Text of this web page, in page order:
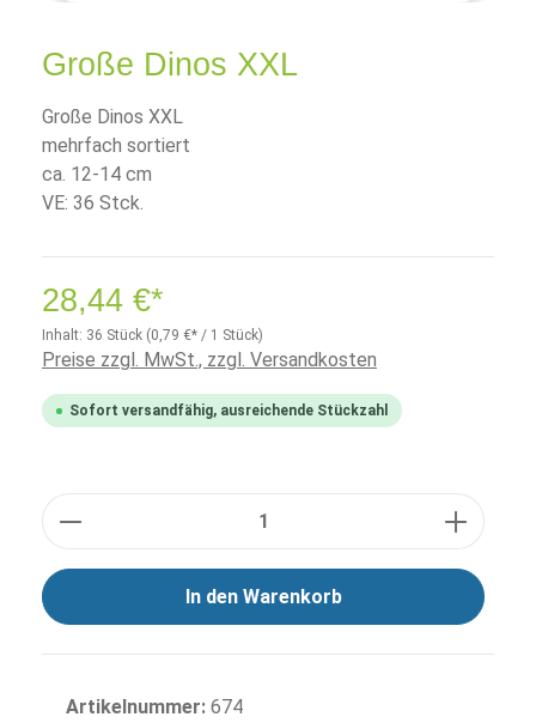
Große Dinos XXL
Große Dinos XXL
mehrfach sortiert
ca. 12-14 cm
VE: 36 Stck.
28,44 €*
Inhalt: 36 Stück (0,79 €* / 1 Stück)
Preise zzgl. MwSt., zzgl. Versandkosten
Sofort versandfähig, ausreichende Stückzahl
In den Warenkorb
Artikelnummer: 674